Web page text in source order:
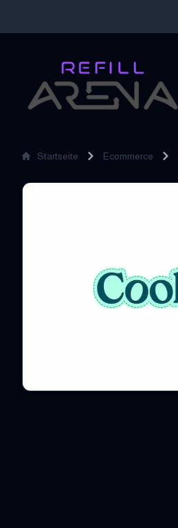
Startseite Ecommerce
Coolstuff